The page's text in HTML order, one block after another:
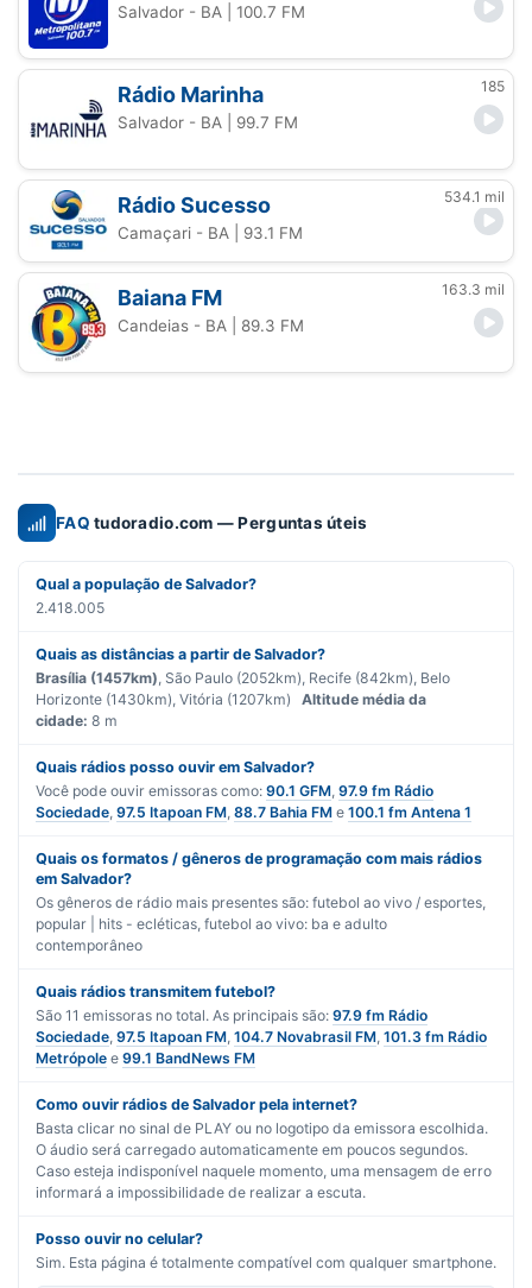
Salvador - BA | 100.7 FM
Rádio Marinha 185
Salvador - BA | 99.7 FM
Rádio Sucesso 534.1 mil
Camaçari - BA | 93.1 FM
Baiana FM 163.3 mil
Candeias - BA | 89.3 FM
FAQ tudoradio.com — Perguntas úteis
Qual a população de Salvador?
2.418.005
Quais as distâncias a partir de Salvador?
Brasília (1457km), São Paulo (2052km), Recife (842km), Belo
Horizonte (1430km), Vitória (1207km) Altitude média da
cidade: 8 m
Quais rádios posso ouvir em Salvador?
Você pode ouvir emissoras como: 90.1 GFM, 97.9 fm Rádio
Sociedade, 97.5 Itapoan FM, 88.7 Bahia FM e 100.1 fm Antena 1
Quais os formatos / gêneros de programação com mais rádios
em Salvador?
Os gêneros de rádio mais presentes são: futebol ao vivo / esportes,
popular | hits - ecléticas, futebol ao vivo: ba e adulto
contemporâneo
Quais rádios transmitem futebol?
São 11 emissoras no total. As principais são: 97.9 fm Rádio
Sociedade, 97.5 Itapoan FM, 104.7 Novabrasil FM, 101.3 fm Rádio
Metrópole e 99.1 BandNews FM
Como ouvir rádios de Salvador pela internet?
Basta clicar no sinal de PLAY ou no logotipo da emissora escolhida.
O áudio será carregado automaticamente em poucos segundos.
Caso esteja indisponível naquele momento, uma mensagem de erro
informará a impossibilidade de realizar a escuta.
Posso ouvir no celular?
Sim. Esta página é totalmente compatível com qualquer smartphone.